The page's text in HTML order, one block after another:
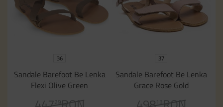
36
Sandale Barefoot Be Lenka
Flexi Olive Green
29
37
Sandale Barefoot Be Lenka
Grace Rose Gold
13